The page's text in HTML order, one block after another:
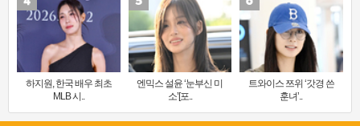
하지원, 한국 배우 최초
MLB 시..
엔믹스 설윤 ‘눈부신 미
소’[포..
트와이스 쯔위 ‘갓경 쓴
훈녀’..